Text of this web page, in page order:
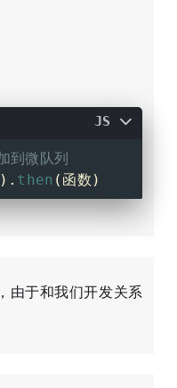
JS
到微队列
then (函数)
由于和我们开发关系